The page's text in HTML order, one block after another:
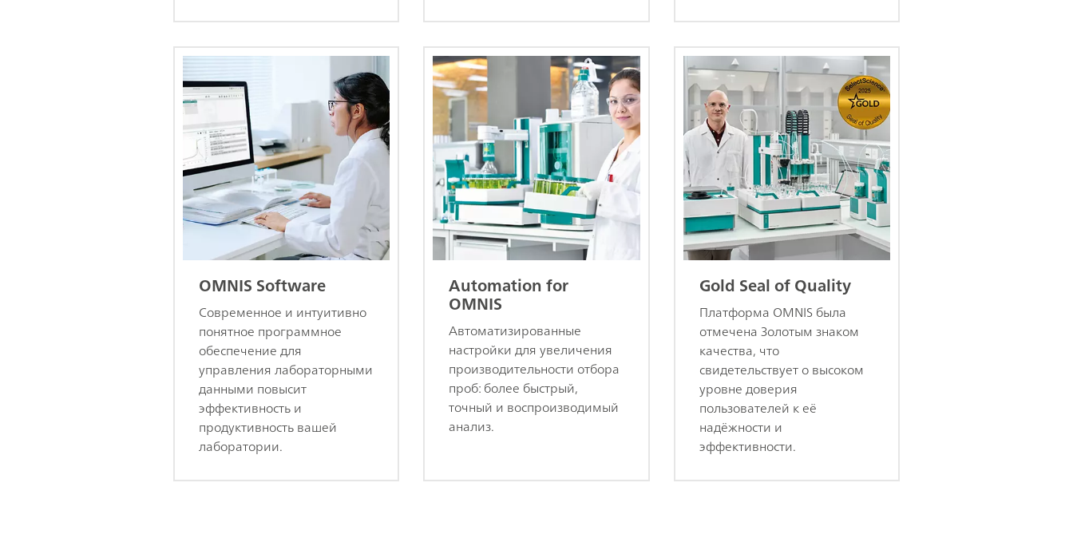
OMNIS Software
Современное и интуитивно
понятное программное
обеспечение для
управления лабораторными
данными повысит
эффективность и
продуктивность вашей
лаборатории.
Automation for
OMNIS
Автоматизированные
настройки для увеличения
производительности отбора
проб: более быстрый,
точный и воспроизводимый
анализ.
Gold Seal of Quality
Платформа OMNIS была
отмечена Золотым знаком
качества, что
свидетельствует о высоком
уровне доверия
пользователей к её
надёжности и
эффективности.